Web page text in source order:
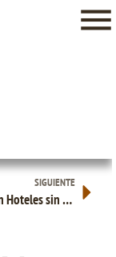
SIGUIENTE
Optimización de Procesos Operativos: Técnicas y Estrategias para Mejorar la Eficiencia en Hoteles sin Sacrificar la Calidad del Servicio